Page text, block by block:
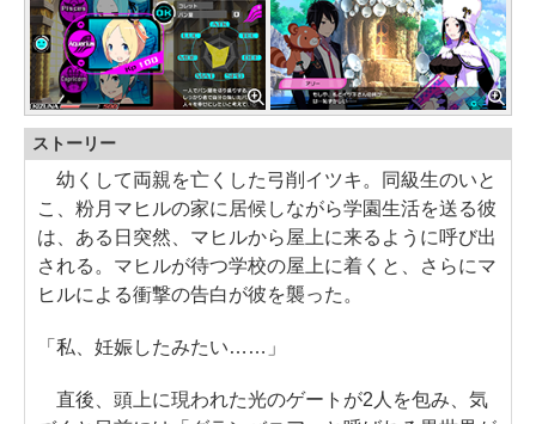
ストーリー
幼くして両親を亡くした弓削イツキ。同級生のいと
こ、粉月マヒルの家に居候しながら学園生活を送る彼
は、ある日突然、マヒルから屋上に来るように呼び出
される。マヒルが待つ学校の屋上に着くと、さらにマ
ヒルによる衝撃の告白が彼を襲った。
「私、妊娠したみたい……」
直後、頭上に現われた光のゲートが2人を包み、気